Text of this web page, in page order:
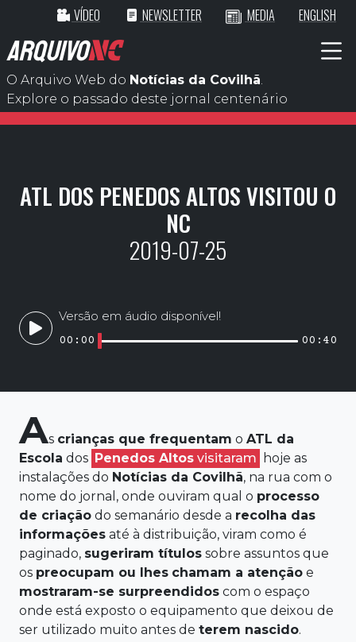
VÍDEO NEWSLETTER MEDIA ENGLISH
ARQUIVONC
O Arquivo Web do Notícias da Covilhã.
Explore o passado deste jornal centenário
ATL DOS PENEDOS ALTOS VISITOU O
NC
2019-07-25
Versão em áudio disponível!
00:00 00:40
As crianças que frequentam o ATL da
Escola dos Penedos Altos visitaram
hoje as
instalações do Notícias da Covilhã, na rua com o
nome do jornal, onde ouviram qual o processo
de criação do semanário desde a recolha das
informações até à distribuição, viram como é
paginado, sugeriram títulos sobre assuntos que
os preocupam ou lhes chamam a atenção e
mostraram-se surpreendidos com o espaço
onde está exposto o equipamento que deixou de
ser utilizado muito antes de terem nascido.